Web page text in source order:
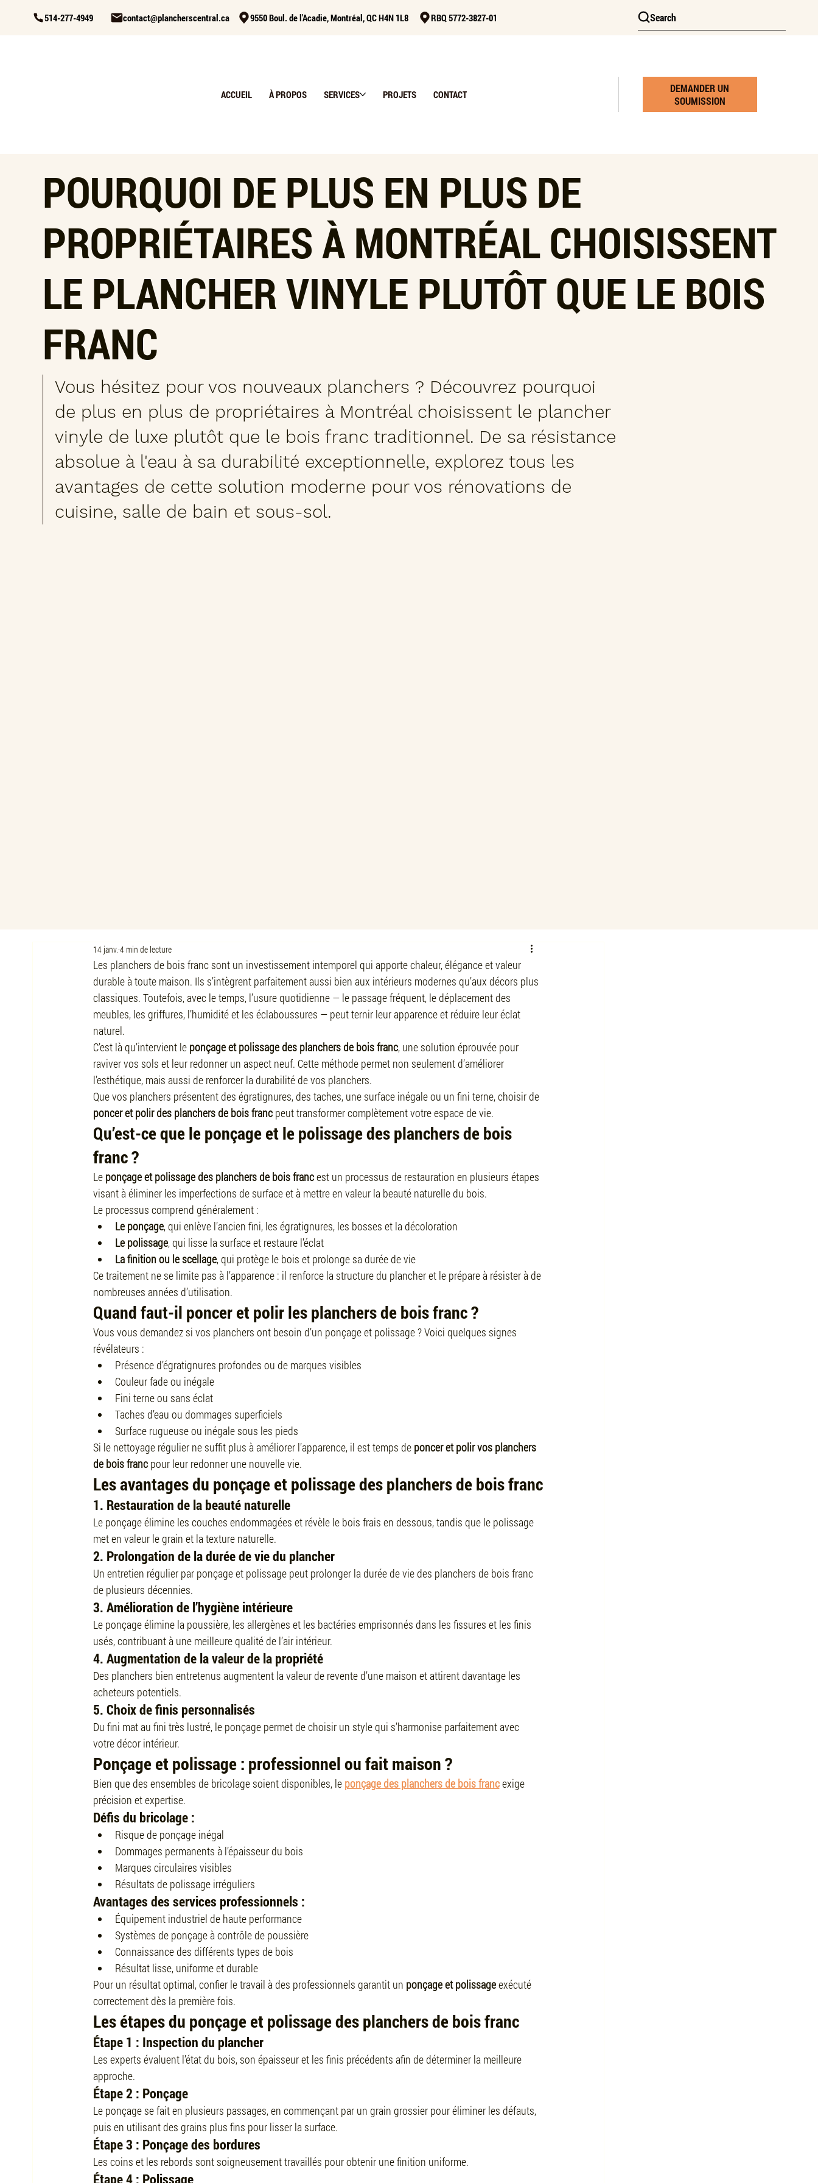
514-277-4949 contact@plancherscentral.ca 9550 Boul. de l'Acadie, Montréal, QC H4N 1L8 RBQ 5772-3827-01 Search
ACCUEIL À PROPOS SERVICES PROJETS CONTACT
DEMANDER UN
SOUMISSION
POURQUOI DE PLUS EN PLUS DE
PROPRIÉTAIRES À MONTRÉAL CHOISISSENT
LE PLANCHER VINYLE PLUTÔT QUE LE BOIS
FRANC
Vous hésitez pour vos nouveaux planchers ? Découvrez pourquoi
de plus en plus de propriétaires à Montréal choisissent le plancher
vinyle de luxe plutôt que le bois franc traditionnel. De sa résistance
absolue à l'eau à sa durabilité exceptionnelle, explorez tous les
avantages de cette solution moderne pour vos rénovations de
cuisine, salle de bain et sous-sol.
14 janv. 4 min de lecture
Les planchers de bois franc sont un investissement intemporel qui apporte chaleur, élégance et valeur
durable à toute maison. Ils s’intègrent parfaitement aussi bien aux intérieurs modernes qu’aux décors plus
classiques. Toutefois, avec le temps, l’usure quotidienne — le passage fréquent, le déplacement des
meubles, les griffures, l’humidité et les éclaboussures — peut ternir leur apparence et réduire leur éclat
naturel.
C’est là qu’intervient le ponçage et polissage des planchers de bois franc, une solution éprouvée pour
raviver vos sols et leur redonner un aspect neuf. Cette méthode permet non seulement d’améliorer
l’esthétique, mais aussi de renforcer la durabilité de vos planchers.
Que vos planchers présentent des égratignures, des taches, une surface inégale ou un fini terne, choisir de
poncer et polir des planchers de bois franc peut transformer complètement votre espace de vie.
Qu’est-ce que le ponçage et le polissage des planchers de bois
franc ?
Le ponçage et polissage des planchers de bois franc est un processus de restauration en plusieurs étapes
visant à éliminer les imperfections de surface et à mettre en valeur la beauté naturelle du bois.
Le processus comprend généralement :
Le ponçage, qui enlève l’ancien fini, les égratignures, les bosses et la décoloration
Le polissage, qui lisse la surface et restaure l’éclat
La finition ou le scellage, qui protège le bois et prolonge sa durée de vie
Ce traitement ne se limite pas à l’apparence : il renforce la structure du plancher et le prépare à résister à de
nombreuses années d’utilisation.
Quand faut-il poncer et polir les planchers de bois franc ?
Vous vous demandez si vos planchers ont besoin d’un ponçage et polissage ? Voici quelques signes
révélateurs :
Présence d’égratignures profondes ou de marques visibles
Couleur fade ou inégale
Fini terne ou sans éclat
Taches d’eau ou dommages superficiels
Surface rugueuse ou inégale sous les pieds
Si le nettoyage régulier ne suffit plus à améliorer l’apparence, il est temps de poncer et polir vos planchers
de bois franc pour leur redonner une nouvelle vie.
Les avantages du ponçage et polissage des planchers de bois franc
1. Restauration de la beauté naturelle
Le ponçage élimine les couches endommagées et révèle le bois frais en dessous, tandis que le polissage
met en valeur le grain et la texture naturelle.
2. Prolongation de la durée de vie du plancher
Un entretien régulier par ponçage et polissage peut prolonger la durée de vie des planchers de bois franc
de plusieurs décennies.
3. Amélioration de l’hygiène intérieure
Le ponçage élimine la poussière, les allergènes et les bactéries emprisonnés dans les fissures et les finis
usés, contribuant à une meilleure qualité de l’air intérieur.
4. Augmentation de la valeur de la propriété
Des planchers bien entretenus augmentent la valeur de revente d’une maison et attirent davantage les
acheteurs potentiels.
5. Choix de finis personnalisés
Du fini mat au fini très lustré, le ponçage permet de choisir un style qui s’harmonise parfaitement avec
votre décor intérieur.
Ponçage et polissage : professionnel ou fait maison ?
Bien que des ensembles de bricolage soient disponibles, le ponçage des planchers de bois franc exige
précision et expertise.
Défis du bricolage :
Risque de ponçage inégal
Dommages permanents à l’épaisseur du bois
Marques circulaires visibles
Résultats de polissage irréguliers
Avantages des services professionnels :
Équipement industriel de haute performance
Systèmes de ponçage à contrôle de poussière
Connaissance des différents types de bois
Résultat lisse, uniforme et durable
Pour un résultat optimal, confier le travail à des professionnels garantit un ponçage et polissage exécuté
correctement dès la première fois.
Les étapes du ponçage et polissage des planchers de bois franc
Étape 1 : Inspection du plancher
Les experts évaluent l’état du bois, son épaisseur et les finis précédents afin de déterminer la meilleure
approche.
Étape 2 : Ponçage
Le ponçage se fait en plusieurs passages, en commençant par un grain grossier pour éliminer les défauts,
puis en utilisant des grains plus fins pour lisser la surface.
Étape 3 : Ponçage des bordures
Les coins et les rebords sont soigneusement travaillés pour obtenir une finition uniforme.
Étape 4 : Polissage